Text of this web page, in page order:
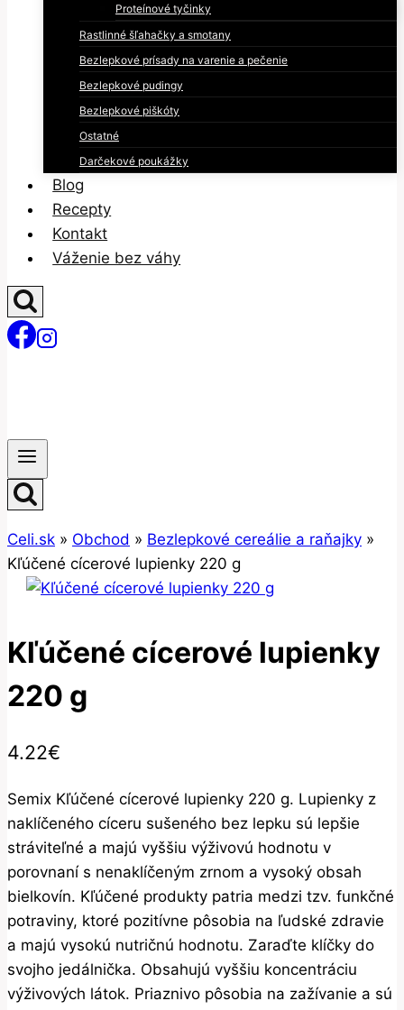
Proteínové tyčinky
Rastlinné šľahačky a smotany
Bezlepkové prísady na varenie a pečenie
Bezlepkové pudingy
Bezlepkové piškóty
Ostatné
Darčekové poukážky
Blog
Recepty
Kontakt
Váženie bez váhy
Celi.sk » Obchod » Bezlepkové cereálie a raňajky »
Kľúčené cícerové lupienky 220 g
Kľúčené cícerové lupienky
220 g
4.22€
Semix Kľúčené cícerové lupienky 220 g. Lupienky z
naklíčeného cíceru sušeného bez lepku sú lepšie
stráviteľné a majú vyššiu výživovú hodnotu v
porovnaní s nenaklíčeným zrnom a vysoký obsah
bielkovín. Kľúčené produkty patria medzi tzv. funkčné
potraviny, ktoré pozitívne pôsobia na ľudské zdravie
a majú vysokú nutričnú hodnotu. Zaraďte klíčky do
svojho jedálnička. Obsahujú vyššiu koncentráciu
výživových látok. Priaznivo pôsobia na zažívanie a sú